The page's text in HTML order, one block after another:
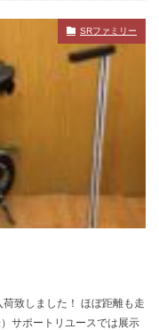
SRファミリー
致しました！ ほぼ距離も走
サポートリユースでは展示